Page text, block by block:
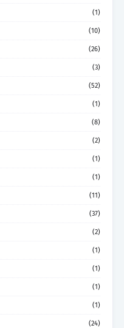
(1)
(10)
(26)
(3)
(52)
(1)
(8)
(2)
(1)
(1)
(11)
(37)
(2)
(1)
(1)
(1)
(1)
(24)